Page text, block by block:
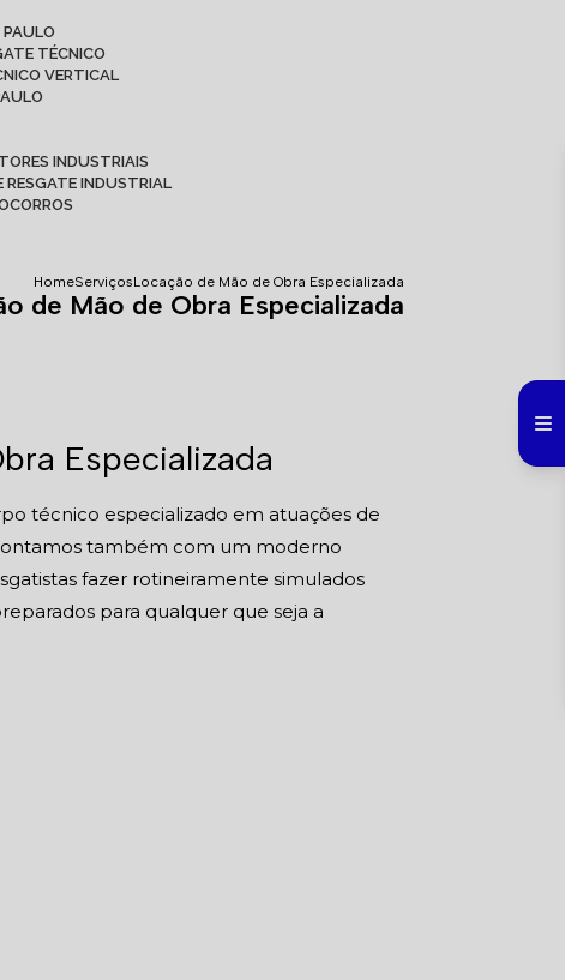
PAULO
TÉCNICO
VERTICAL
INDUSTRIAIS
RESGATE INDUSTRIAL
HomeServiçosLocação de Mão de Obra Especializada
de Mão de Obra Especializada
Especializada
técnico especializado em atuações de
também com um moderno
fazer rotineiramente simulados
para qualquer que seja a